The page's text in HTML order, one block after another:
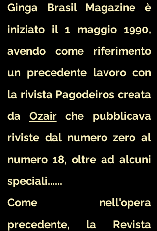
Ginga Brasil Magazine è
iniziato il 1 maggio 1990,
avendo come riferimento
un precedente lavoro con
la rivista Pagodeiros creata
da Ozairche pubblicava
riviste dal numero zero al
numero 18, oltre ad alcuni
speciali......
Come nell'opera
precedente, la Revista